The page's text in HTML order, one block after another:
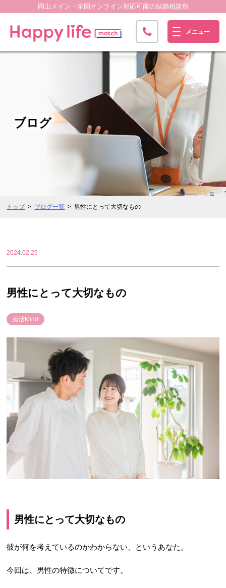
岡山メイン・全国オンライン対応可能の結婚相談所
ブログ
トップ ブログ一覧 男性にとって大切なもの
2024.02.25
男性にとって大切なもの
婚活Mind
男性にとって大切なもの
彼が何を考えているのかわからない、というあなた。
今回は、男性の特徴についてです。